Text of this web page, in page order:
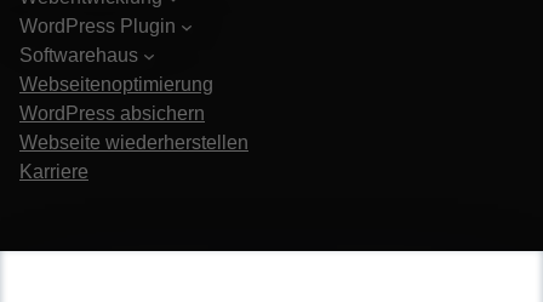
WordPress Plugin
Softwarehaus
Webseitenoptimierung
WordPress absichern
Webseite wiederherstellen
Karriere